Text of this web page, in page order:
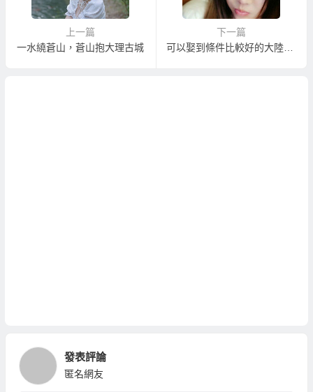
上一篇
一水繞蒼山，蒼山抱大理古城
下一篇
可以娶到條件比較好的大陸新娘嗎？
發表評論
匿名網友